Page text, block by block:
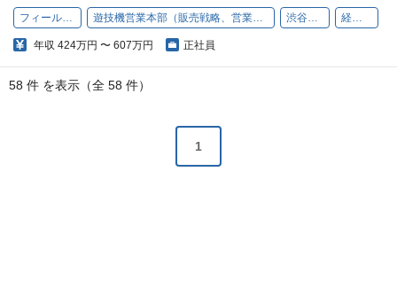
フィールズ株式会社 遊技機営業本部（販売戦略、営業企画、販促プロモーション） 渋谷（本社） 経験者歓迎
年収 424万円 〜 607万円 正社員
58 件 を表示（全 58 件）
1